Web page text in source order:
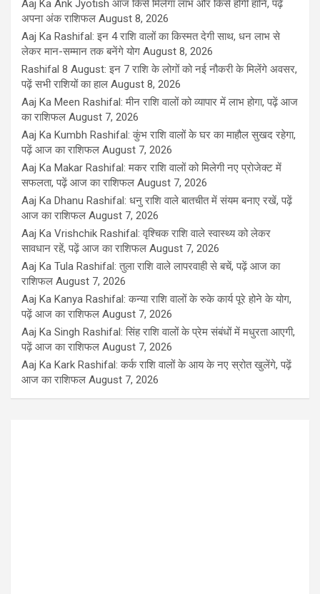
Aaj Ka Ank Jyotish आज किसे मिलेगा लाभ और किसे होगी हानि, पढ़ें
अपना अंक राशिफल August 8, 2026
Aaj Ka Rashifal: इन 4 राशि वालों का किस्मत देगी साथ, धन लाभ से
लेकर मान-सम्मान तक बनेंगे योग August 8, 2026
Rashifal 8 August: इन 7 राशि के लोगों को नई नौकरी के मिलेंगे अवसर,
पढ़ें सभी राशियों का हाल August 8, 2026
Aaj Ka Meen Rashifal: मीन राशि वालों को व्यापार में लाभ होगा, पढ़ें आज
का राशिफल August 7, 2026
Aaj Ka Kumbh Rashifal: कुंभ राशि वालों के घर का माहौल सुखद रहेगा,
पढ़ें आज का राशिफल August 7, 2026
Aaj Ka Makar Rashifal: मकर राशि वालों को मिलेगी नए प्रोजेक्ट में
सफलता, पढ़ें आज का राशिफल August 7, 2026
Aaj Ka Dhanu Rashifal: धनु राशि वाले बातचीत में संयम बनाए रखें, पढ़ें
आज का राशिफल August 7, 2026
Aaj Ka Vrishchik Rashifal: वृश्चिक राशि वाले स्वास्थ्य को लेकर
सावधान रहें, पढ़ें आज का राशिफल August 7, 2026
Aaj Ka Tula Rashifal: तुला राशि वाले लापरवाही से बचें, पढ़ें आज का
राशिफल August 7, 2026
Aaj Ka Kanya Rashifal: कन्या राशि वालों के रुके कार्य पूरे होने के योग,
पढ़ें आज का राशिफल August 7, 2026
Aaj Ka Singh Rashifal: सिंह राशि वालों के प्रेम संबंधों में मधुरता आएगी,
पढ़ें आज का राशिफल August 7, 2026
Aaj Ka Kark Rashifal: कर्क राशि वालों के आय के नए स्रोत खुलेंगे, पढ़ें
आज का राशिफल August 7, 2026